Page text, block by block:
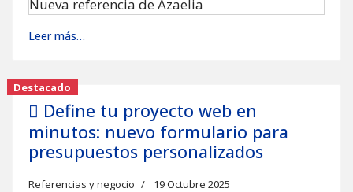
Leer más…
Destacado
Define tu proyecto web en
minutos: nuevo formulario para
presupuestos personalizados
Referencias y negocio 19 Octubre 2025